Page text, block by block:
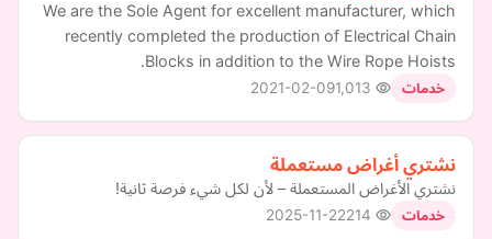
We are the Sole Agent for excellent manufacturer, which
recently completed the production of Electrical Chain
Blocks in addition to the Wire Rope Hoists.
خدمات 2021-02-09
نشتري أغراض مستعملة
نشتري الأغراض المستعملة – لأن لكل شيء فرصة ثانية!
خدمات 2025-11-22